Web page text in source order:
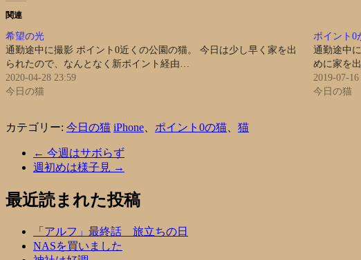
関連
希望の光
通勤途中に撮影 ポイント0近くの公園の猫。 今日は少し早く家を出
られたので、なんとなく新ポイント経由…
2020-04-28 23:59
今日の猫
ポイント0
通勤途中
めに家を
2019-07-
今日の猫
カテゴリー: 今日の猫 iPhone ポイント0の猫 猫
← 今週はサボらず
週初めは様子見 →
最近読まれた投稿
「アルフ」最終話 旅立ちの日
NASを買いました